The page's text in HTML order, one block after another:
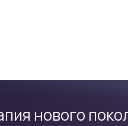
нового